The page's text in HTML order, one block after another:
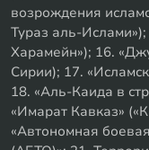
возрождения
Тураз аль-
Харамейн»); 16.
Сирии); 17.
18. «Аль-Каида в
«Имарат Кавказ»
«Автономная